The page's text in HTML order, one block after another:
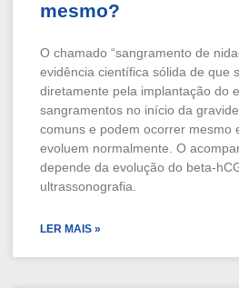
mesmo?
O chamado “sangramento de
evidência científica sólida de que
diretamente pela implantação do
sangramentos no início da
comuns e podem ocorrer mesmo
evoluem normalmente. O
depende da evolução do beta-
ultrassonografia.
LER MAIS »